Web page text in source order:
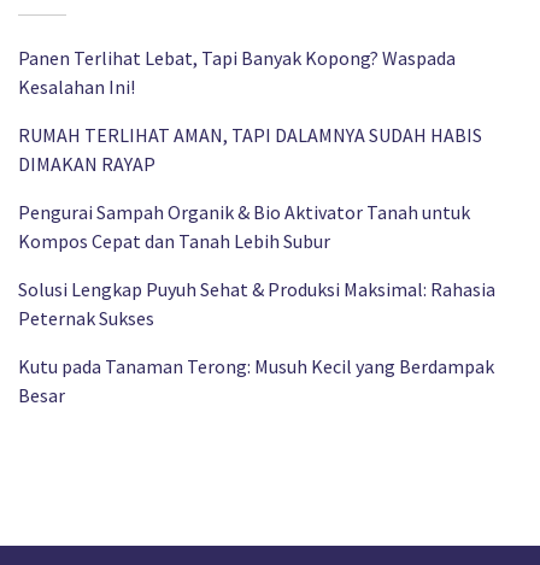
Panen Terlihat Lebat, Tapi Banyak Kopong? Waspada
Kesalahan Ini!
RUMAH TERLIHAT AMAN, TAPI DALAMNYA SUDAH HABIS
DIMAKAN RAYAP
Pengurai Sampah Organik & Bio Aktivator Tanah untuk
Kompos Cepat dan Tanah Lebih Subur
Solusi Lengkap Puyuh Sehat & Produksi Maksimal: Rahasia
Peternak Sukses
Kutu pada Tanaman Terong: Musuh Kecil yang Berdampak
Besar